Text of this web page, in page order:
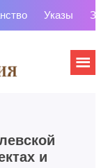
Указы
и